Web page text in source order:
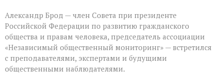
Александр Брод — член Совета при президенте
Российской Федерации по развитию гражданского
общества и правам человека, председатель ассоциации
«Независимый общественный мониторинг» — встретился
с преподавателями, экспертами и будущими
общественными наблюдателями.